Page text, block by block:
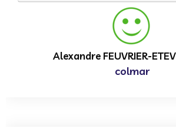
Alexandre FEUVRIER-
colmar